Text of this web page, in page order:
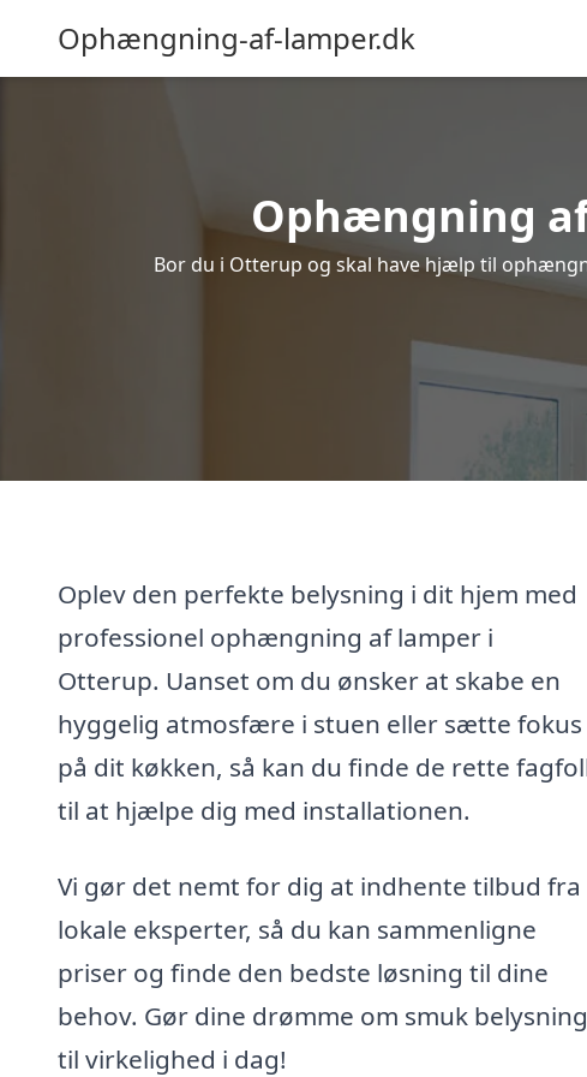
Ophængning-af-lamper.dk
Ophængning
Bor du i Otterup og skal have hjælp til
Oplev den perfekte belysning i dit hjem med
professionel ophængning af lamper i
Otterup. Uanset om du ønsker at skabe en
hyggelig atmosfære i stuen eller sætte fokus
på dit køkken, så kan du finde de rette
til at hjælpe dig med installationen.
Vi gør det nemt for dig at indhente tilbud fra
lokale eksperter, så du kan sammenligne
priser og finde den bedste løsning til dine
behov. Gør dine drømme om smuk belysning
til virkelighed i dag!